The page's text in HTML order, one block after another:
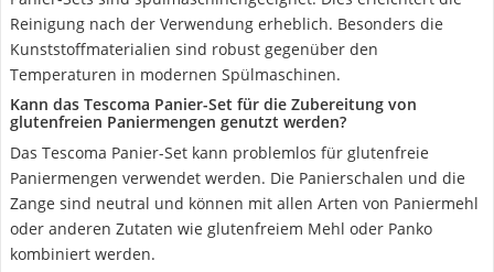
Reinigung nach der Verwendung erheblich. Besonders die
Kunststoffmaterialien sind robust gegenüber den
Temperaturen in modernen Spülmaschinen.
Kann das Tescoma Panier-Set für die Zubereitung von
glutenfreien Paniermengen genutzt werden?
Das Tescoma Panier-Set kann problemlos für glutenfreie
Paniermengen verwendet werden. Die Panierschalen und die
Zange sind neutral und können mit allen Arten von Paniermehl
oder anderen Zutaten wie glutenfreiem Mehl oder Panko
kombiniert werden.